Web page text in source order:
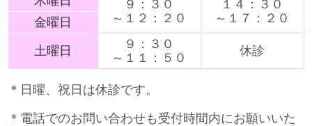
９：３０
～１２：２０
１４：３０
～１７：２０
金曜日
土曜日
９：３０
～１１：５０
休診
＊日曜、祝日は休診です。
＊電話でのお問い合わせも受付時間内にお願いいた